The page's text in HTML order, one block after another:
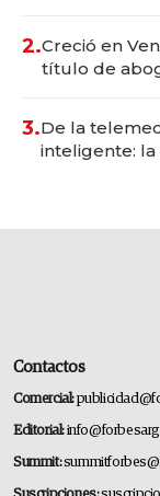
2.Creció en
título de
3.De la
inteligente:
Contactos
Comercial:
Editorial:
Summit: